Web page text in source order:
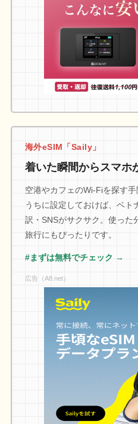
海外eSIM「Saily」
着いた瞬間からスマホ
空港やカフェのWi-Fiを探す
うちに設定しておけば、ベト
訳・SNSがサクサク。使った
旅行にもぴったりです。
#まずは無料でチェック →
広告（A8.net）